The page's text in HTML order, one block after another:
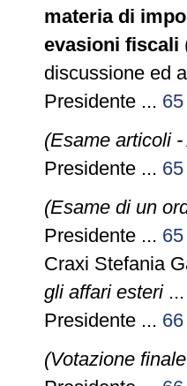
materia di
evasioni fiscali
discussione ed
Presidente ... 65
(Esame articoli
Presidente ... 65
(Esame di un
Presidente ... 65
Craxi Stefania
gli affari esteri
Presidente ... 66
(Votazione